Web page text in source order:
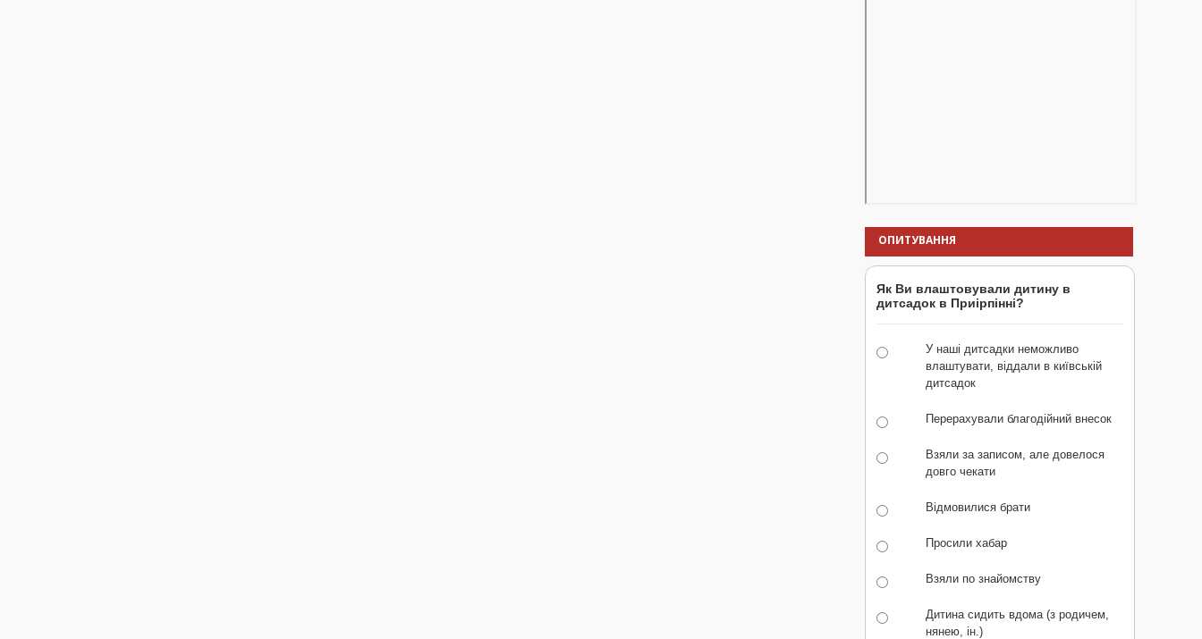
ОПИТУВАННЯ
Як Ви влаштовували дитину в
дитсадок в Приірпінні?
У наші дитсадки неможливо
влаштувати, віддали в київській
дитсадок
Перерахували благодійний внесок
Взяли за записом, але довелося
довго чекати
Відмовилися брати
Просили хабар
Взяли по знайомству
Дитина сидить вдома (з родичем,
нянею, ін.)